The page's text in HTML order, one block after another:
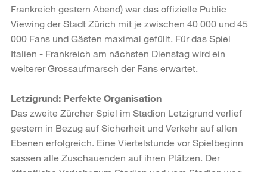
Frankreich gestern Abend) war das offizielle Public
Viewing der Stadt Zürich mit je zwischen 40 000 und 45
000 Fans und Gästen maximal gefüllt. Für das Spiel
Italien - Frankreich am nächsten Dienstag wird ein
weiterer Grossaufmarsch der Fans erwartet.
Letzigrund: Perfekte Organisation
Das zweite Zürcher Spiel im Stadion Letzigrund verlief
gestern in Bezug auf Sicherheit und Verkehr auf allen
Ebenen erfolgreich. Eine Viertelstunde vor Spielbeginn
sassen alle Zuschauenden auf ihren Plätzen. Der